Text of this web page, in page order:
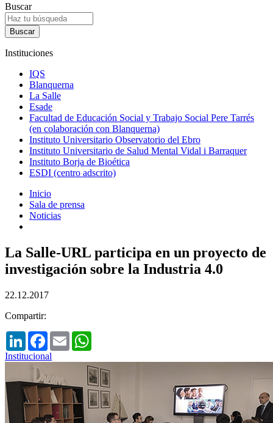
Buscar
Instituciones
IQS
Blanquerna
La Salle
Esade
Facultad de Educación Social y Trabajo Social Pere Tarrés
(en colaboración con Blanquerna)
Instituto Universitario Observatorio del Ebro
Instituto Universitario de Salud Mental Vidal i Barraquer
Instituto Borja de Bioética
ESDI (centro adscrito)
Inicio
Sala de prensa
Noticias
La Salle-URL participa en un proyecto de
investigación sobre la Industria 4.0
22.12.2017
Compartir:
LinkedInFacebook
Email
Institucional